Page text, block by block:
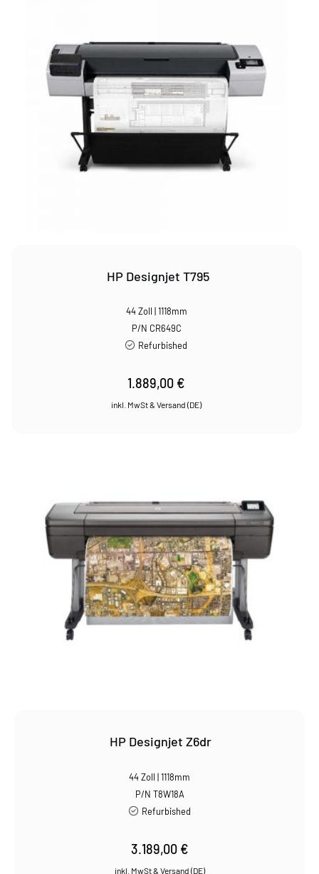
HP Designjet T795
44 Zoll | 1118mm
P/N CR649C
Refurbished
1.889,00 €
HP Designjet Z6dr
44 Zoll | 1118mm
P/N T8W18A
Refurbished
3.189,00 €